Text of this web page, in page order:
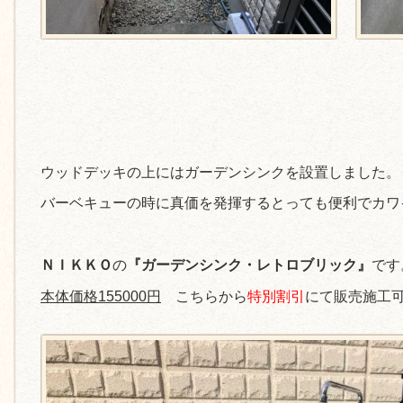
ウッドデッキの上にはガーデンシンクを設置しました。
バーベキューの時に真価を発揮するとっても便利でカ
ＮＩＫＫＯの 『ガーデンシンク・レトロブリック』 で
本体価格155000円 こちらから特別割引 にて販売施工